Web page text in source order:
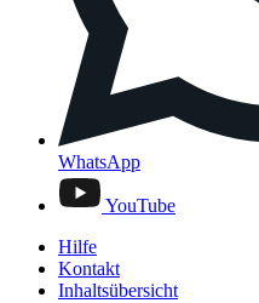
WhatsApp
YouTube
Hilfe
Kontakt
Inhaltsübersicht